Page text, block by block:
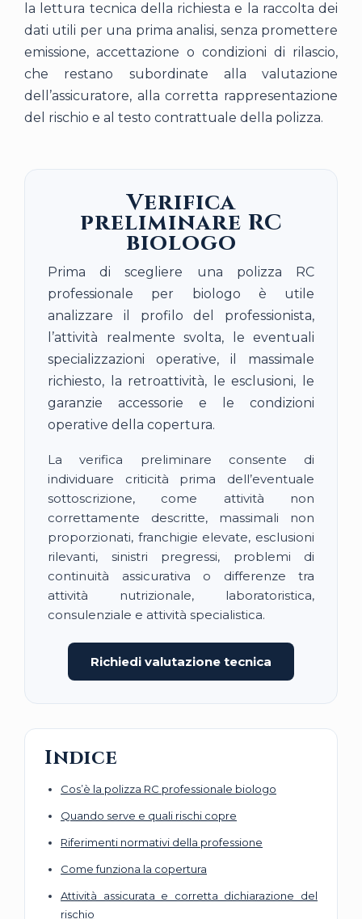
la lettura tecnica della richiesta e la raccolta dei
dati utili per una prima analisi, senza promettere
emissione, accettazione o condizioni di rilascio,
che restano subordinate alla valutazione
dell’assicuratore, alla corretta rappresentazione
del rischio e al testo contrattuale della polizza.
Verifica
preliminare RC
biologo
Prima di scegliere una polizza RC
professionale per biologo è utile
analizzare il profilo del professionista,
l’attività realmente svolta, le eventuali
specializzazioni operative, il massimale
richiesto, la retroattività, le esclusioni, le
garanzie accessorie e le condizioni
operative della copertura.
La verifica preliminare consente di
individuare criticità prima dell’eventuale
sottoscrizione, come attività non
correttamente descritte, massimali non
proporzionati, franchigie elevate, esclusioni
rilevanti, sinistri pregressi, problemi di
continuità assicurativa o differenze tra
attività nutrizionale, laboratoristica,
consulenziale e attività specialistica.
Richiedi valutazione tecnica
Indice
Cos’è la polizza RC professionale biologo
Quando serve e quali rischi copre
Riferimenti normativi della professione
Come funziona la copertura
Attività assicurata e corretta dichiarazione del
rischio